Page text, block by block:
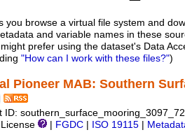
you browse a virtual file system and
and variable names in these
prefer using the dataset's Data
"How can I work with these files?")
Pioneer MAB: Southern
License FGDC ISO 19115